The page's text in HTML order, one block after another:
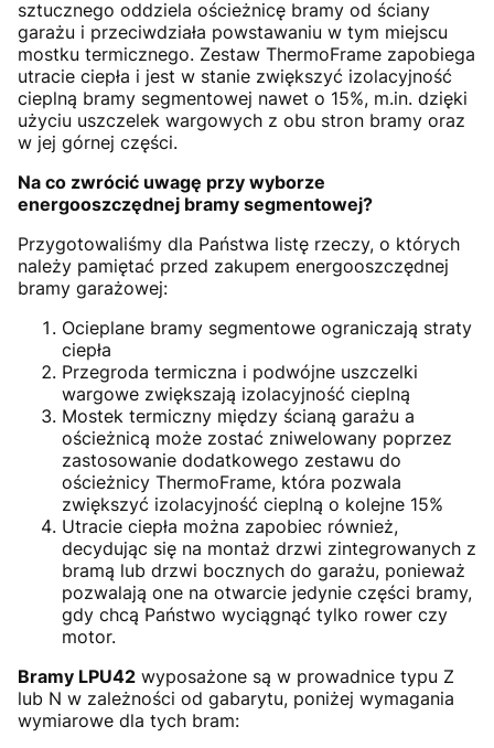
sztucznego oddziela ościeżnicę bramy od ściany
garażu i przeciwdziała powstawaniu w tym miejscu
mostku termicznego. Zestaw ThermoFrame zapobiega
utracie ciepła i jest w stanie zwiększyć izolacyjność
cieplną bramy segmentowej nawet o 15%, m.in. dzięki
użyciu uszczelek wargowych z obu stron bramy oraz
w jej górnej części.
Na co zwrócić uwagę przy wyborze
energooszczędnej bramy segmentowej?
Przygotowaliśmy dla Państwa listę rzeczy, o których
należy pamiętać przed zakupem energooszczędnej
bramy garażowej:
Ocieplane bramy segmentowe ograniczają straty
ciepła
Przegroda termiczna i podwójne uszczelki
wargowe zwiększają izolacyjność cieplną
Mostek termiczny między ścianą garażu a
ościeżnicą może zostać zniwelowany poprzez
zastosowanie dodatkowego zestawu do
ościeżnicy ThermoFrame, która pozwala
zwiększyć izolacyjność cieplną o kolejne 15%
Utracie ciepła można zapobiec również,
decydując się na montaż drzwi zintegrowanych z
bramą lub drzwi bocznych do garażu, ponieważ
pozwalają one na otwarcie jedynie części bramy,
gdy chcą Państwo wyciągnąć tylko rower czy
motor.
Bramy LPU42 wyposażone są w prowadnice typu Z
lub N w zależności od gabarytu, poniżej wymagania
wymiarowe dla tych bram: